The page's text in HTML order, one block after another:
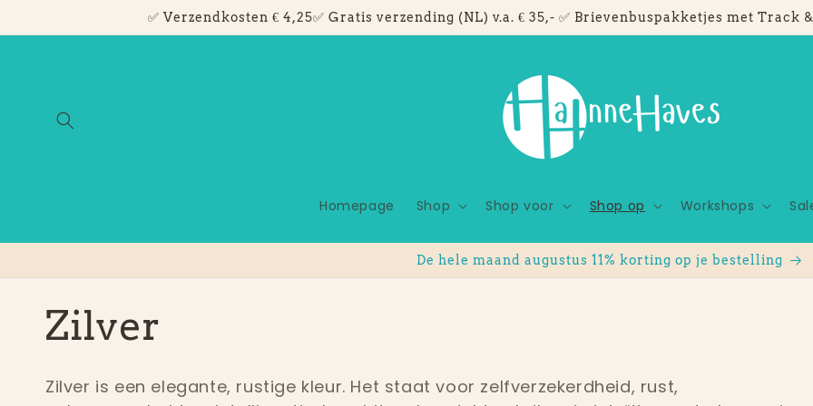
content
✅ Verzendkosten € 4,25✅ Gratis verzending (NL) v.a. € 35,- ✅ Brievenbuspakketjes met Track
Homepage Shop Shop voor Shop op Workshops
De hele maand augustus 11% korting op je bestelling
C
o
Zilver
Zilver is een elegante, rustige kleur. Het staat voor zelfverzekerdheid, rust,